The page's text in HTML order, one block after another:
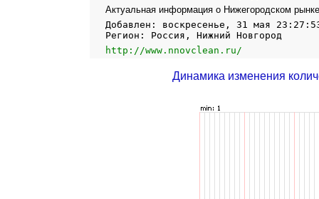
Актуальная информация о Нижегородском
Добавлен: воскресенье, 31 мая
Регион: Россия, Нижний Новгород
http://www.nnovclean.ru/
Динамика изменения